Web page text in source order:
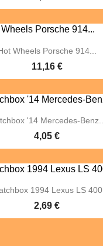
 Vista rápida
Wheels Porsche 914...
11,16 €
 Vista rápida
'14 Mercedes-Benz...
4,05 €
 Vista rápida
1994 Lexus LS 400
2,69 €